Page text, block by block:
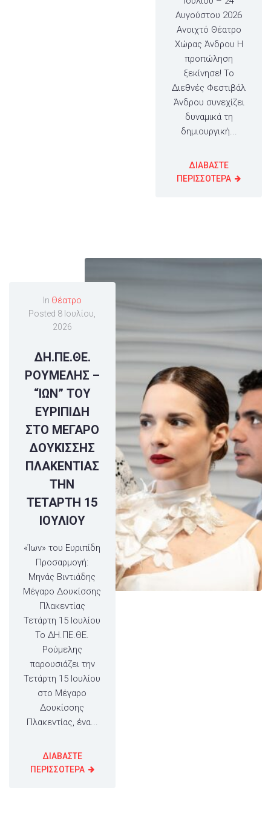
Αυγούστου 2026
Ανοιχτό Θέατρο
Χώρας Άνδρου Η
προπώληση
ξεκίνησε! Το
Διεθνές Φεστιβάλ
Άνδρου συνεχίζει
δυναμικά τη
δημιουργική...
ΔΙΑΒΑΣΤΕ
ΠΕΡΙΣΣΟΤΕΡΑ
In Θέατρο
Posted 8 Ιουλίου,
2026
ΔΗ.ΠΕ.ΘΕ.
ΡΟΥΜΕΛΗΣ –
“ΙΩΝ” ΤΟΥ
ΕΥΡΙΠΙΔΗ
ΣΤΟ ΜΕΓΑΡΟ
ΔΟΥΚΙΣΣΗΣ
ΠΛΑΚΕΝΤΙΑΣ
ΤΗΝ
ΤΕΤΑΡΤΗ 15
ΙΟΥΛΙΟΥ
«Ίων» του Ευριπίδη
Προσαρμογή:
Μηνάς Βιντιάδης
Μέγαρο Δουκίσσης
Πλακεντίας
Τετάρτη 15 Ιουλίου
Το ΔΗ.ΠΕ.ΘΕ.
Ρούμελης
παρουσιάζει την
Τετάρτη 15 Ιουλίου
στο Μέγαρο
Δουκίσσης
Πλακεντίας, ένα...
ΔΙΑΒΑΣΤΕ
ΠΕΡΙΣΣΟΤΕΡΑ